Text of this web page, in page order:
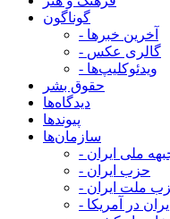
گوناگون
- آخرین خبرها
- گالری عکس
- ویدئوکلیپ‌ها
حقوق بشر
دیدگاه‌ها
پیوندها
سازمان‌ها
ملی ایران
- حزب ایران
ملت ایران
در آمریکا